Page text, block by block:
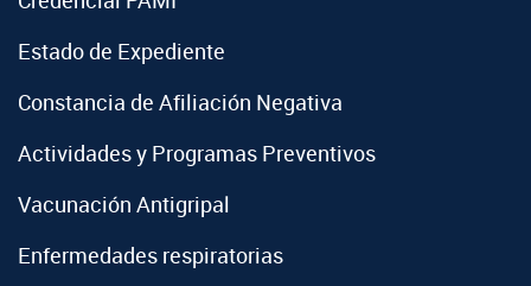
Estado de Expediente
Constancia de Afiliación Negativa
Actividades y Programas Preventivos
Vacunación Antigripal
Enfermedades respiratorias